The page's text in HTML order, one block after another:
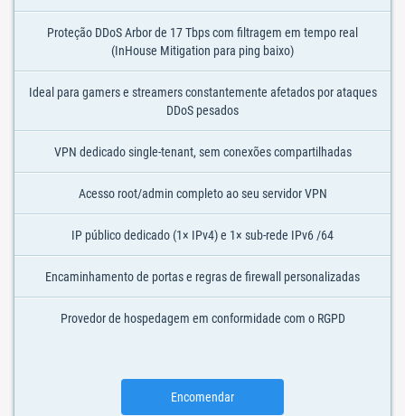
Proteção DDoS Arbor de 17 Tbps com filtragem em tempo real
(InHouse Mitigation para ping baixo)
Ideal para gamers e streamers constantemente afetados por ataques
DDoS pesados
VPN dedicado single-tenant, sem conexões compartilhadas
Acesso root/admin completo ao seu servidor VPN
IP público dedicado (1× IPv4) e 1× sub-rede IPv6 /64
Encaminhamento de portas e regras de firewall personalizadas
Provedor de hospedagem em conformidade com o RGPD
Encomendar